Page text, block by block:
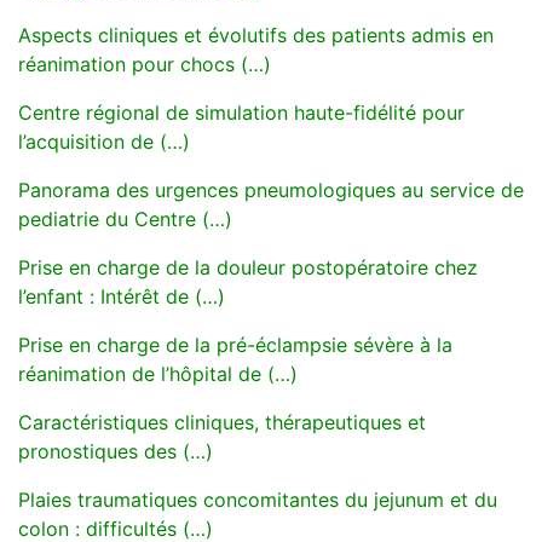
Aspects cliniques et évolutifs des patients admis en
réanimation pour chocs (…)
Centre régional de simulation haute-fidélité pour
l’acquisition de (…)
Panorama des urgences pneumologiques au service de
pediatrie du Centre (…)
Prise en charge de la douleur postopératoire chez
l’enfant : Intérêt de (…)
Prise en charge de la pré-éclampsie sévère à la
réanimation de l’hôpital de (…)
Caractéristiques cliniques, thérapeutiques et
pronostiques des (…)
Plaies traumatiques concomitantes du jejunum et du
colon : difficultés (…)